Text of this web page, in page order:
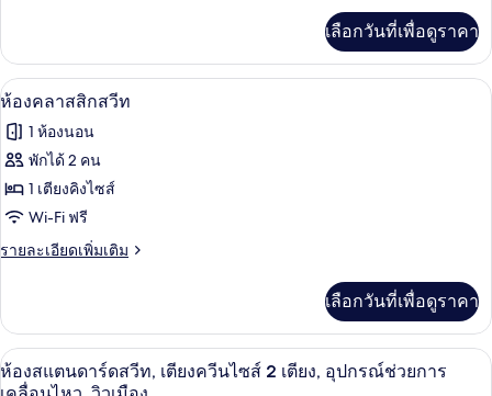
นอน,
ระเบียง,
วิว
เมือง
เกี่ยว
กับ
ห้อง
สวี
ท,
ห้อง
นอน,
วิว
เลือกวันที่เพื่อดูราคา
เปิด
ภาพถ่าย
ทั้งหมด
ของ
ห้อง
คลาส
ก
สวีท
ห้องคลาสสิกสวีท | ตู้นิรภัยในห้องพัก,
7
ห้องคลาสสิกสวีท
1 ห้องนอน
พักได้ 2 คน
1 เตียงคิงไซส์
Wi-Fi ฟรี
รายละเอียดเพิ่มเติม
ราย
เกี่ยว
กับ
ห้อง
คลาส
เลือกวันที่เพื่อดูราคา
เปิด
ห้องสแตนดาร์ดสวีท, เตียงควีนไซส์ 2
5
ห้องสแตนดาร์ดสวีท, เตียงควีนไซส์ 2 เตียง, อุปกรณ์ช่วยการ